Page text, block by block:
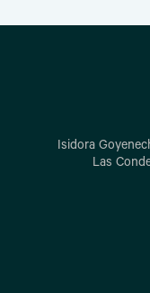
Isidora
Las